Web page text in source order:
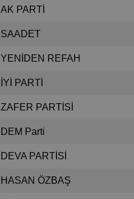
AK PARTİ
SAADET
YENİDEN REFAH
İYİ PARTİ
ZAFER PARTİSİ
DEM Parti
DEVA PARTİSİ
HASAN ÖZBAŞ